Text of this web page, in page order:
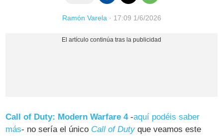
Ramón Varela· 17:09 1/6/2026
Call of Duty: Modern Warfare 4-aquí podéis saber
más- no sería el único Call of Duty que veamos este